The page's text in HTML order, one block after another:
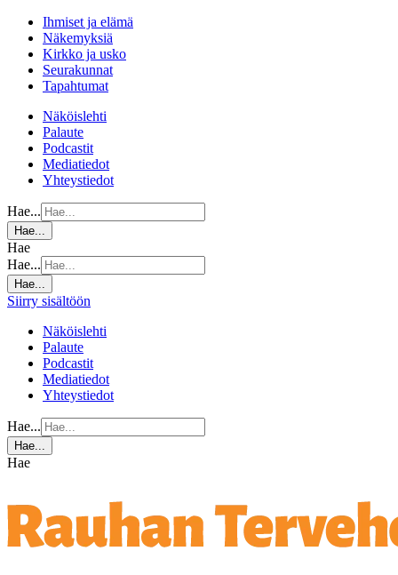
Ihmiset ja elämä
Näkemyksiä
Kirkko ja usko
Seurakunnat
Tapahtumat
Näköislehti
Palaute
Podcastit
Mediatiedot
Yhteystiedot
Hae...
Hae...
Hae
Hae...
Hae...
Siirry sisältöön
Näköislehti
Palaute
Podcastit
Mediatiedot
Yhteystiedot
Hae...
Hae...
Hae